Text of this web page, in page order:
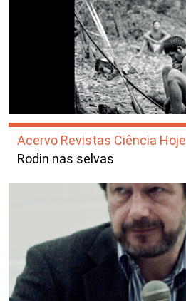
Acervo Revistas Ciência Hoje
Rodin nas selvas